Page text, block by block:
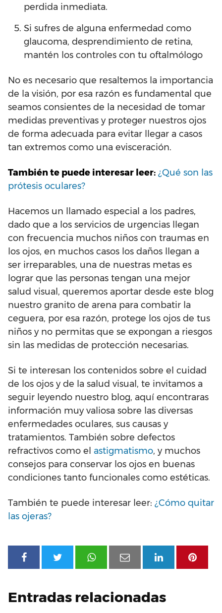
perdida inmediata.
Si sufres de alguna enfermedad como
glaucoma, desprendimiento de retina,
mantén los controles con tu oftalmólogo
No es necesario que resaltemos la importancia
de la visión, por esa razón es fundamental que
seamos consientes de la necesidad de tomar
medidas preventivas y proteger nuestros ojos
de forma adecuada para evitar llegar a casos
tan extremos como una evisceración.
También te puede interesar leer: ¿Qué son las
prótesis oculares?
Hacemos un llamado especial a los padres,
dado que a los servicios de urgencias llegan
con frecuencia muchos niños con traumas en
los ojos, en muchos casos los daños llegan a
ser irreparables, una de nuestras metas es
lograr que las personas tengan una mejor
salud visual, queremos aportar desde este blog
nuestro granito de arena para combatir la
ceguera, por esa razón, protege los ojos de tus
niños y no permitas que se expongan a riesgos
sin las medidas de protección necesarias.
Si te interesan los contenidos sobre el cuidad
de los ojos y de la salud visual, te invitamos a
seguir leyendo nuestro blog, aquí encontraras
información muy valiosa sobre las diversas
enfermedades oculares, sus causas y
tratamientos. También sobre defectos
refractivos como el astigmatismo, y muchos
consejos para conservar los ojos en buenas
condiciones tanto funcionales como estéticas.
También te puede interesar leer: ¿Cómo quitar
las ojeras?
Entradas relacionadas